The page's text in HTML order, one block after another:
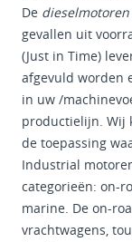
De dieselmotoren
gevallen uit
(Just in Time)
afgevuld worden
in uw /
productielijn. Wij
de toepassing
Industrial
categorieën: on-
marine. De on-
vrachtwagens,